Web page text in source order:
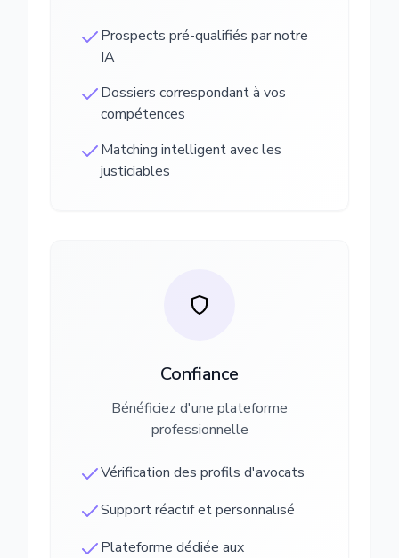
Prospects pré-qualifiés par notre
IA
Dossiers correspondant à vos
compétences
Matching intelligent avec les
justiciables
Confiance
Bénéficiez d'une plateforme
professionnelle
Vérification des profils d'avocats
Support réactif et personnalisé
Plateforme dédiée aux